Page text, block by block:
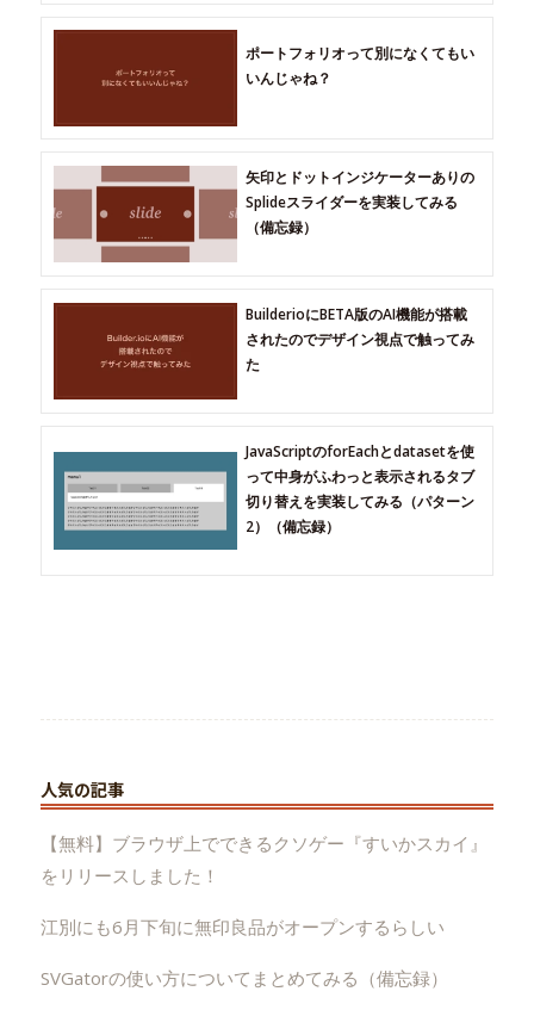
ポートフォリオって別になくてもい
いんじゃね？
矢印とドットインジケーターありの
Splideスライダーを実装してみる
（備忘録）
BuilderioにBETA版のAI機能が搭載
されたのでデザイン視点で触ってみ
た
JavaScriptのforEachとdatasetを使
って中身がふわっと表示されるタブ
切り替えを実装してみる（パターン
2）（備忘録）
人気の記事
【無料】ブラウザ上でできるクソゲー『すいかスカイ』
をリリースしました！
江別にも6月下旬に無印良品がオープンするらしい
SVGatorの使い方についてまとめてみる（備忘録）